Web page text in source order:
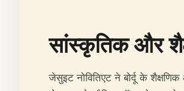
सांस्कृतिक और
जेसुइट नोवितिएट ने बोर्दू के